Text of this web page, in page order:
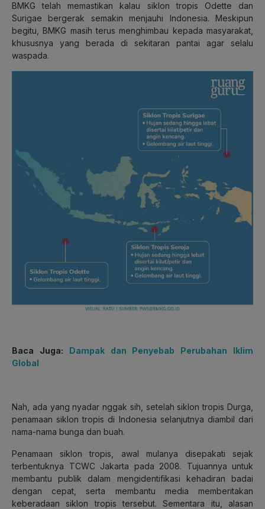
BMKG telah memastikan kalau siklon tropis Odette dan
Surigae bergerak semakin menjauhi Indonesia. Meskipun
begitu, BMKG masih terus menghimbau kepada masyarakat,
khususnya yang berada di sekitaran pantai agar selalu
waspada.
Baca Juga: Dampak dan Penyebab Perubahan Iklim
Global
Nah, ada yang nyadar nggak sih, setelah siklon tropis Durga,
penamaan siklon tropis di Indonesia selanjutnya diambil dari
nama-nama bunga dan buah.
Penamaan siklon tropis, awal mulanya disepakati sejak
terbentuknya TCWC Jakarta pada 2008. Tujuannya untuk
membantu publik dalam mengidentifikasi kehadiran badai
dengan cepat, serta membantu media memberitakan
keberadaan siklon tropis tersebut. Sementara itu, alasan